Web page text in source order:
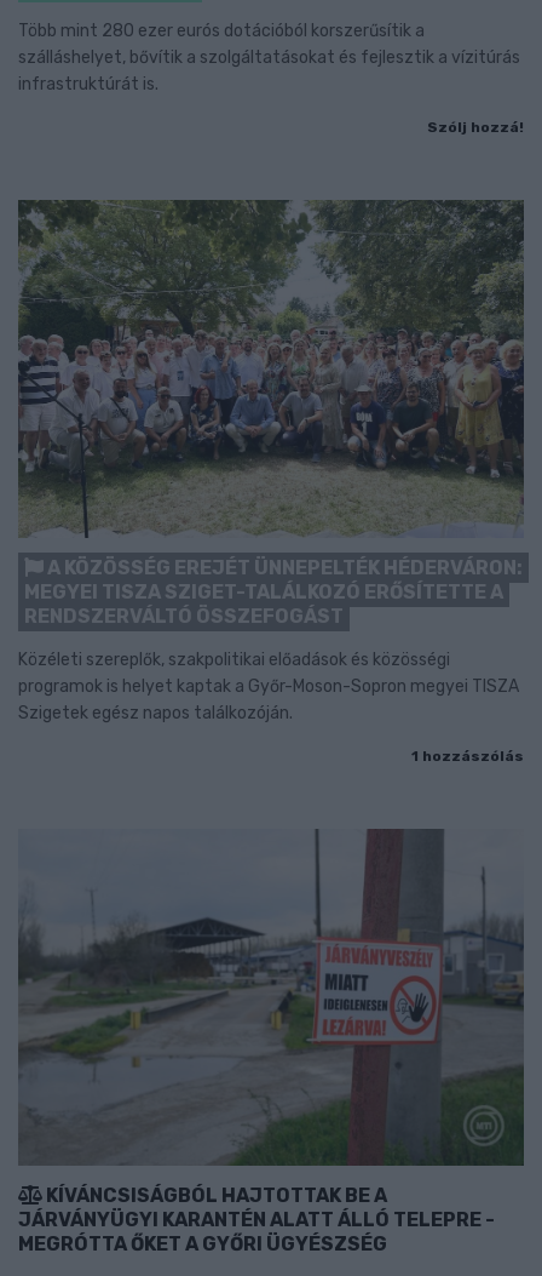
Több mint 280 ezer eurós dotációból korszerűsítik a
szálláshelyet, bővítik a szolgáltatásokat és fejlesztik a vízitúrás
infrastruktúrát is.
Szólj hozzá!
A KÖZÖSSÉG EREJÉT ÜNNEPELTÉK HÉDERVÁRON:
MEGYEI TISZA SZIGET-TALÁLKOZÓ ERŐSÍTETTE A
RENDSZERVÁLTÓ ÖSSZEFOGÁST
Közéleti szereplők, szakpolitikai előadások és közösségi
programok is helyet kaptak a Győr-Moson-Sopron megyei TISZA
Szigetek egész napos találkozóján.
1 hozzászólás
KÍVÁNCSISÁGBÓL HAJTOTTAK BE A
JÁRVÁNYÜGYI KARANTÉN ALATT ÁLLÓ TELEPRE -
MEGRÓTTA ŐKET A GYŐRI ÜGYÉSZSÉG